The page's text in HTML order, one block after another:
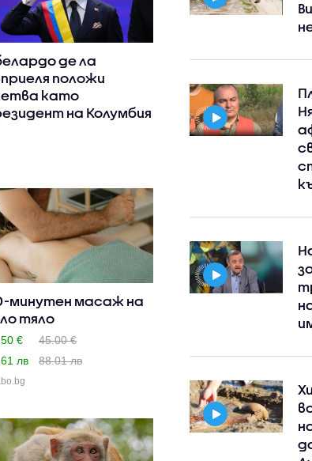
де ла
положи
като
на Колумбия
минутен масаж на
тяло
€
45.00 €
лв
88.01 лв